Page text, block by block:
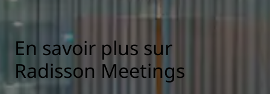
En savoir plus sur
Radisson Meetings